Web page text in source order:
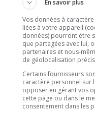
à Valleyfield.
En savoir plus
Vos données à
liées à votre appareil
données) pourront être
que partagées avec lui,
partenaires et nous-
de géolocalisation
Certains fournisseurs
caractère personnel sur
opposer en gérant vos
cette page ou dans le
consentement dans les